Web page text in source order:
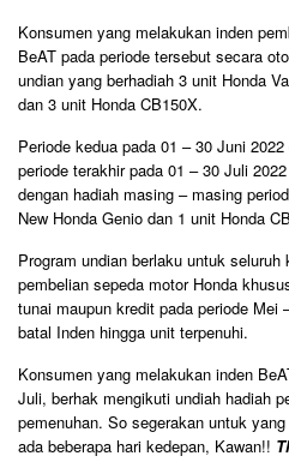
Konsumen yang melakukan inden
BeAT pada periode tersebut secara
undian yang berhadiah 3 unit Honda
dan 3 unit Honda CB150X.
Periode kedua pada 01 – 30 Juni
periode terakhir pada 01 – 30 Juli
dengan hadiah masing – masing
New Honda Genio dan 1 unit Honda
Program undian berlaku untuk
pembelian sepeda motor Honda
tunai maupun kredit pada periode
batal Inden hingga unit terpenuhi.
Konsumen yang melakukan inden
Juli, berhak mengikuti undiah hadiah
pemenuhan. So segerakan untuk
ada beberapa hari kedepan, Kawan!!